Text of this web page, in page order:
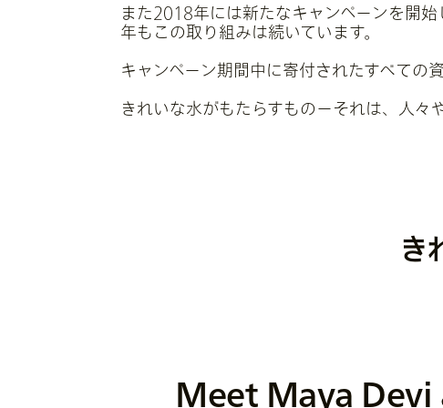
また2018年には新たなキャンペーンを開
年もこの取り組みは続いています。
キャンペーン期間中に寄付されたすべての
きれいな水がもたらすものーそれは、人々
きれいな水を得るために遠くまで行く必要
安全な飲料水があれば、より健康に生きること
き
Meet Maya Devi